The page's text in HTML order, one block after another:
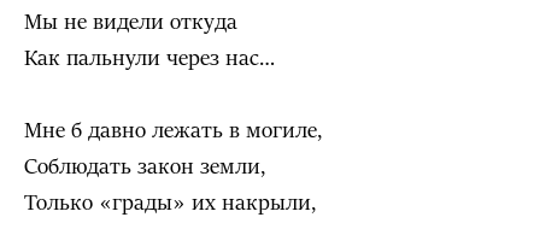
Мы не видели откуда
Как пальнули через нас…
Мне б давно лежать в могиле,
Соблюдать закон земли,
Только «грады» их накрыли,